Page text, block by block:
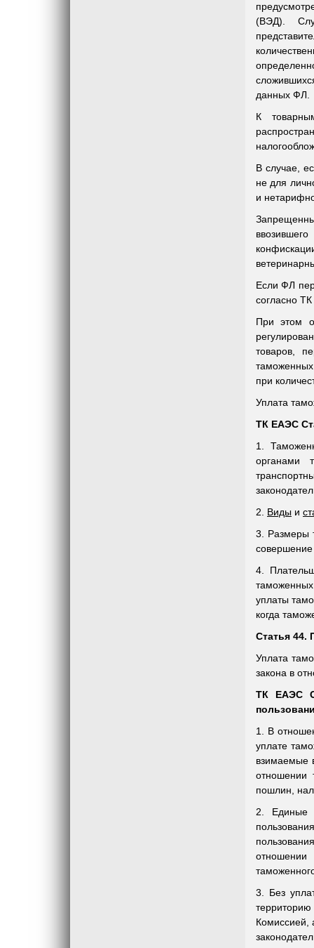
(ВЭД).
данных ФЛ.
К
В случае,
не для
и
Если ФЛ
согласно
При этом
товаров,
таможенных
при
Уплата
ТК ЕАЭС
1.
органами
2. Виды и
3. Размеры
совершение
4.
уплаты
когда
Статья
Уплата
закона в
ТК ЕАЭС
1. В
уплате
взимаемые
отношении
пошлин,
2.
отношении
3. Без
Комиссией,